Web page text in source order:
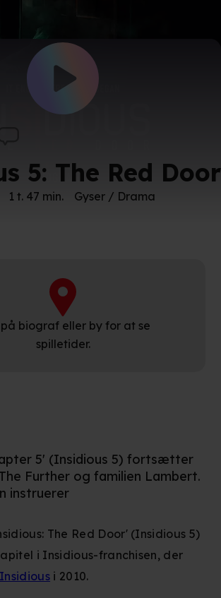
5: The Red Door
1 t. 47 min. Gyser / Drama
biograf eller by for at se
spilletider.
5' (Insidious 5) fortsætter
Further og familien Lambert.
instruerer
The Red Door' (Insidious 5)
i Insidious-franchisen, der
Insidious i 2010.